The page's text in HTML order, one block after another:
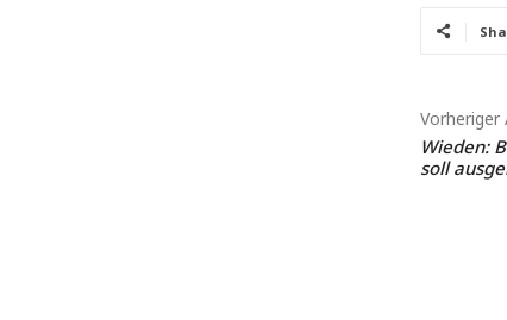
Vorheriger
Wieden:
soll